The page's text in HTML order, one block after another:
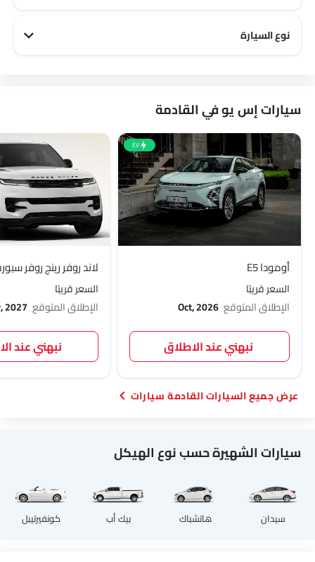
نوع السيارة
سيارات إس يو في القادمة
EV
أومودا E5
السعر قريبًا
الإطلاق المتوقع Oct, 2026
نبهني عند الاطلاق
لاند روفر رينج روفر سبورت
السعر قريبًا
الإطلاق المتوقع 2027
نبهني عند
السيارات القادمة سيارات
سيارات الشهيرة حسب نوع الهيكل
سيدان هاتشباك بيك أب كونفيرتيبل